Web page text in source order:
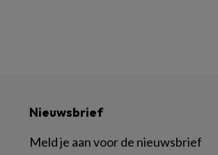
Nieuwsbrief
Meld je aan voor de nieuwsbrief